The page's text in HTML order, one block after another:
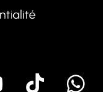
Youtube
Tik